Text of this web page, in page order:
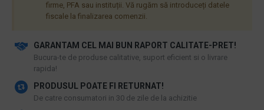
GARANTAM CEL MAI BUN RAPORT CALITATE-PRET!
​Bucura-te de produse calitative, suport eficient si o livrare
rapida!
PRODUSUL POATE FI RETURNAT!
De catre consumatori in 30 de zile de la achizitie
firme, PFA sau instituții. Vă rugăm să introduceți datele
fiscale la finalizarea comenzii.